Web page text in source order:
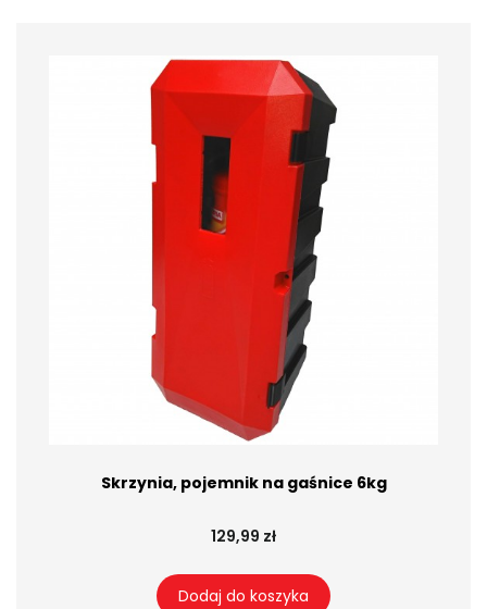
Skrzynia, pojemnik na gaśnice 6kg
129,99 zł
Dodaj do koszyka